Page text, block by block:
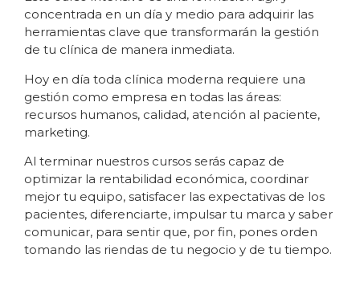
concentrada en un día y medio para adquirir las
herramientas clave que transformarán la gestión
de tu clínica de manera inmediata.
Hoy en día toda clínica moderna requiere una
gestión como empresa en todas las áreas:
recursos humanos, calidad, atención al paciente,
marketing.
Al terminar nuestros cursos serás capaz de
optimizar la rentabilidad económica, coordinar
mejor tu equipo, satisfacer las expectativas de los
pacientes, diferenciarte, impulsar tu marca y saber
comunicar, para sentir que, por fin, pones orden
tomando las riendas de tu negocio y de tu tiempo.